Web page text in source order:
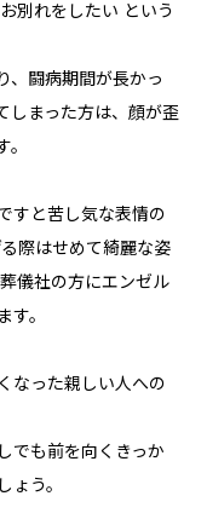
別れをしたい という
、闘病期間が長かっ
しまった方は、顔が歪
すと苦し気な表情の
際はせめて綺麗な姿
儀社の方にエンゼル
す。
なった親しい人への
でも前を向くきっか
ょう。